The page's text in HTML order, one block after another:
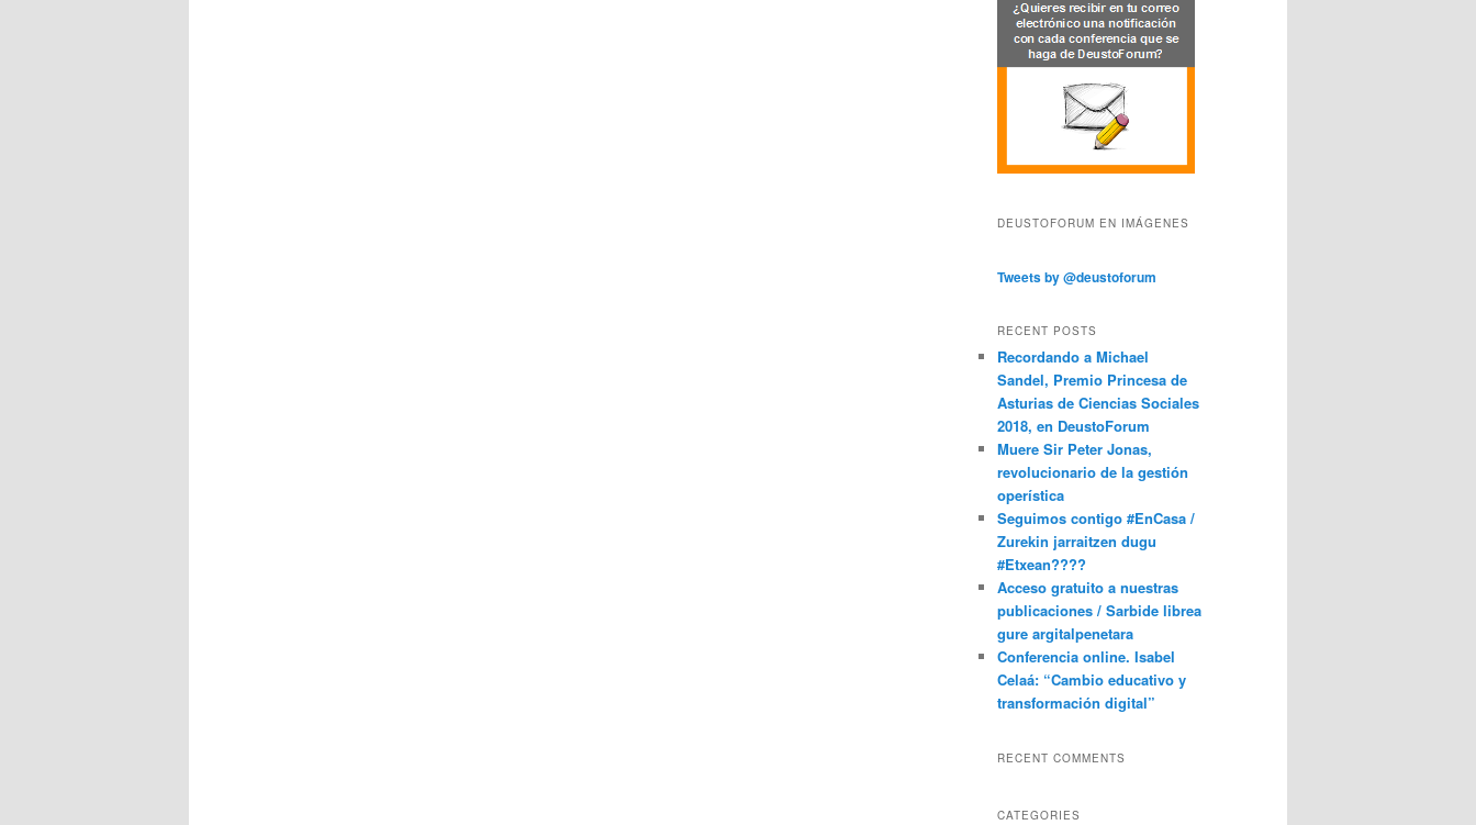
DEUSTOFORUM EN IMÁGENES
Tweets by @deustoforum
RECENT POSTS
Recordando a Michael
Sandel, Premio Princesa de
Asturias de Ciencias Sociales
2018, en DeustoForum
Muere Sir Peter Jonas,
revolucionario de la gestión
operística
Seguimos contigo #EnCasa /
Zurekin jarraitzen dugu
#Etxean????
Acceso gratuito a nuestras
publicaciones / Sarbide librea
gure argitalpenetara
Conferencia online. Isabel
Celaá: “Cambio educativo y
transformación digital”
RECENT COMMENTS
CATEGORIES